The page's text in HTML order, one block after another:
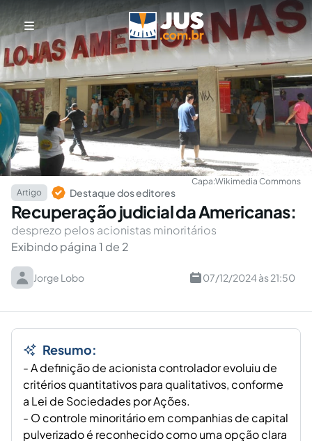
Capa:Wikimedia Commons
Artigo
Destaque dos editores
Recuperação judicial da Americanas:
desprezo pelos acionistas minoritários
Exibindo página 1 de 2
Jorge Lobo 07/12/2024 às 21:50
Resumo:
- A definição de acionista controlador evoluiu de
critérios quantitativos para qualitativos, conforme
a Lei de Sociedades por Ações.
- O controle minoritário em companhias de capital
pulverizado é reconhecido como uma opção clara